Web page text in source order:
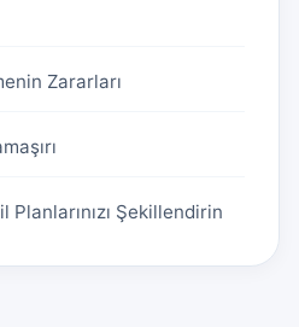
Zararları
Planlarınızı Şekillendirin